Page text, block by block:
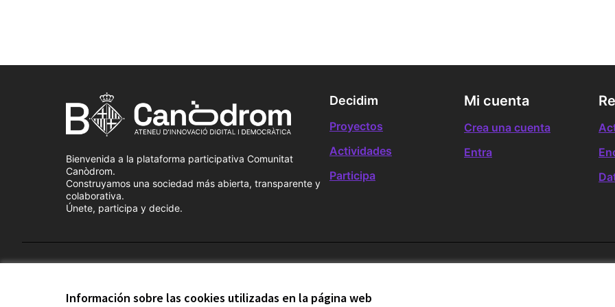
Información sobre las cookies utilizadas en la página web
Bienvenida a la plataforma participativa Comunitat
Canòdrom.
Construyamos una sociedad más abierta, transparente y
colaborativa.
Únete, participa y decide.
Decidim
Proyectos
Actividades
Participa
Mi cuenta
Crea una cuenta
Entra